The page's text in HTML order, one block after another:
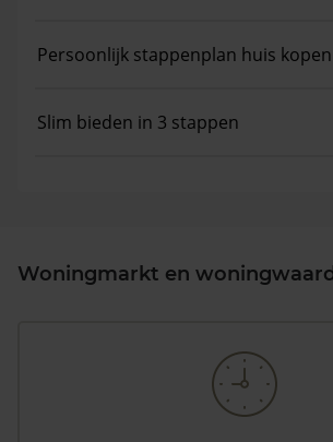
Persoonlijk stappenplan huis kopen
Slim bieden in 3 stappen
Woningmarkt en